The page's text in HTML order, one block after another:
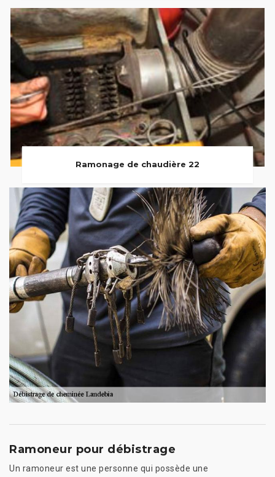
Ramonage de chaudière 22
Ramoneur pour débistrage
Un ramoneur est une personne qui possède une